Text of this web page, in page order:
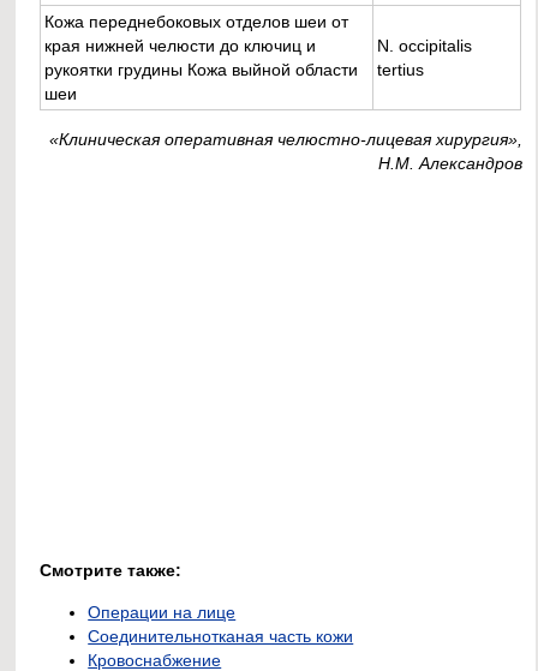
Кожа переднебоковых отделов шеи от
края нижней челюсти до ключиц и
рукоятки грудины Кожа выйной области
шеи
N. occipitalis
tertius
«Клиническая оперативная челюстно-лицевая хирургия»,
Н.М. Александров
Смотрите также:
Операции на лице
Соединительнотканая часть кожи
Кровоснабжение